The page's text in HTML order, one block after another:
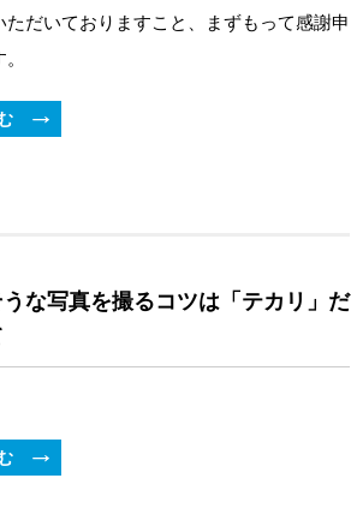
ただいておりますこと、まずもって感謝申
な写真を撮るコツは「テカリ」だ